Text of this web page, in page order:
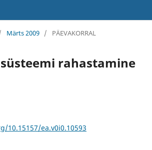
Märts 2009 / PÄEVAKORRAL
rahastamine
10.15157/ea.v0i0.10593